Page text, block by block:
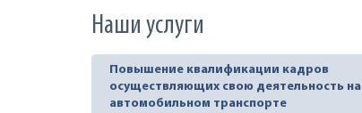
Наши услуги
Повышение квалификации кадров
осуществляющих свою деятельность на
автомобильном транспорте